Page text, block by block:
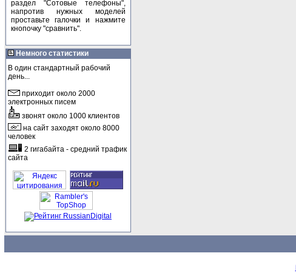
раздел "Сотовые телефоны",
напротив нужных моделей
проставьте галочки и нажмите
кнопочку "сравнить".
Немного статистики
В один стандартный рабочий
день...
приходит около 2000
электронных писем
звонят около 1000 клиентов
на сайт заходят около 8000
человек
2 гигабайта - средний трафик
сайта